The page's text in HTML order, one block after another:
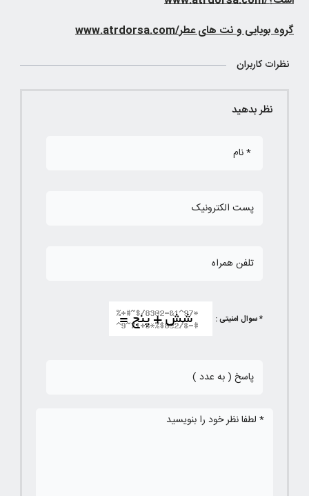
گروه بویایی و نت های عطر/www.atrdorsa.com
نظرات کاربران
نظر بدهید
* سوال امنیتی :